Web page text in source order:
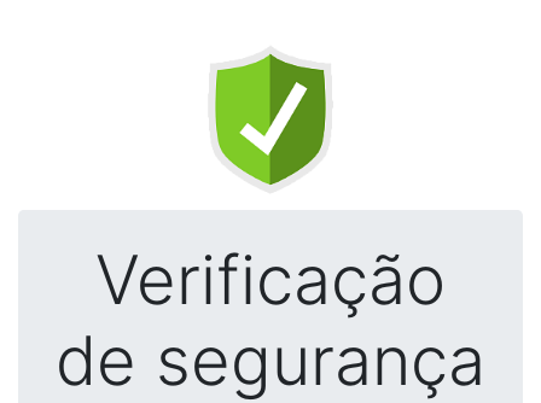
Verificação
de segurança